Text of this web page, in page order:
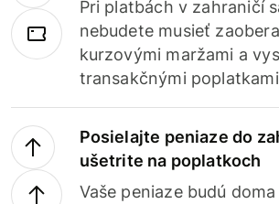
Pri platbách v zahraničí
nebudete musieť
kurzovými maržami a
transakčnými
Posielajte peniaze do
ušetrite na poplatkoch
Vaše peniaze budú doma